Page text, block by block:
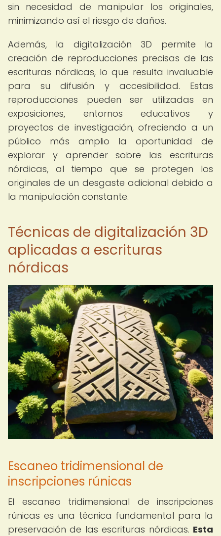
sin necesidad de manipular los originales,
minimizando así el riesgo de daños.
Además, la digitalización 3D permite la
creación de reproducciones precisas de las
escrituras nórdicas, lo que resulta invaluable
para su difusión y accesibilidad. Estas
reproducciones pueden ser utilizadas en
exposiciones, entornos educativos y
proyectos de investigación, ofreciendo a un
público más amplio la oportunidad de
explorar y aprender sobre las escrituras
nórdicas, al tiempo que se protegen los
originales de un desgaste adicional debido a
la manipulación constante.
Técnicas de digitalización 3D
aplicadas a escrituras
nórdicas
Escaneo tridimensional de
inscripciones rúnicas
El escaneo tridimensional de inscripciones
rúnicas es una técnica fundamental para la
preservación de las escrituras nórdicas. Esta